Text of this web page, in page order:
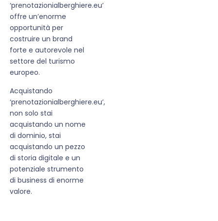
‘prenotazionialberghiere.eu’
offre un’enorme
opportunità per
costruire un brand
forte e autorevole nel
settore del turismo
europeo.
Acquistando
‘prenotazionialberghiere.eu’,
non solo stai
acquistando un nome
di dominio, stai
acquistando un pezzo
di storia digitale e un
potenziale strumento
di business di enorme
valore.